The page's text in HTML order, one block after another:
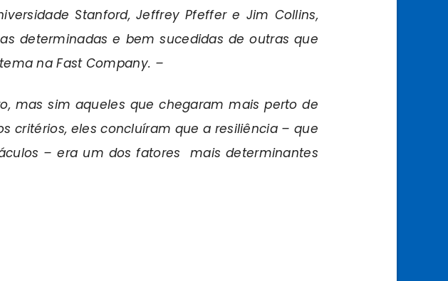
Stanford, Jeffrey Pfeffer e Jim Collins,
determinadas e bem sucedidas de outras que
na Fast Company. –
mas sim aqueles que chegaram mais perto de
critérios, eles concluíram que a resiliência – que
– era um dos fatores mais determinantes